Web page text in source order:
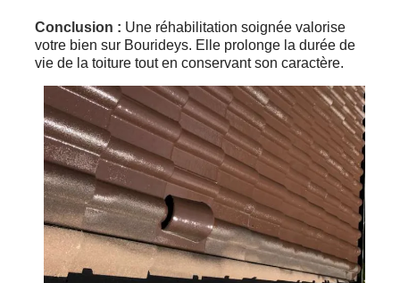
Conclusion : Une réhabilitation soignée valorise
votre bien sur Bourideys. Elle prolonge la durée de
vie de la toiture tout en conservant son caractère.